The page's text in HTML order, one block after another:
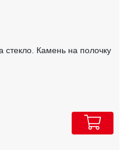
стекло. Камень на полочку